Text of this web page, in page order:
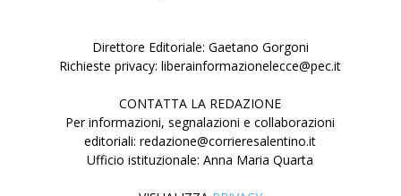
Direttore Editoriale: Gaetano Gorgoni
Richieste privacy: liberainformazionelecce@pec.it
CONTATTA LA REDAZIONE
Per informazioni, segnalazioni e collaborazioni
editoriali: redazione@corrieresalentino.it
Ufficio istituzionale: Anna Maria Quarta